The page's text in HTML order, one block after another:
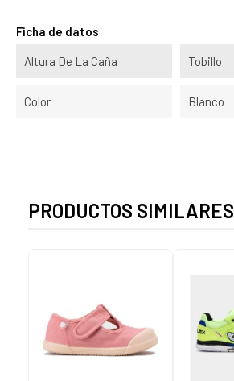
Ficha de datos
Altura De La Caña Tobillo
Color Blanco
PRODUCTOS SIMILARES